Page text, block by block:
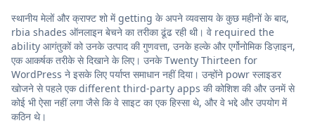
स्थानीय मेलों और क्राफ्ट शो में getting के अपने व्यवसाय के कुछ महीनों के बाद,
rbia shades ऑनलाइन बेचने का तरीका ढूंढ रही थी। वे required the
ability आगंतुकों को उनके उत्पाद की गुणवत्ता, उनके हल्के और एर्गोनोमिक डिज़ाइन,
एक आकर्षक तरीके से दिखाने के लिए। उनके Twenty Thirteen for
WordPress ने इसके लिए पर्याप्त समाधान नहीं दिया। उन्होंने powr स्लाइडर
खोजने से पहले एक different third-party apps की कोशिश की और उनमें से
कोई भी ऐसा नहीं लगा जैसे कि वे साइट का एक हिस्सा थे, और वे भद्दे और उपयोग में
कठिन थे।